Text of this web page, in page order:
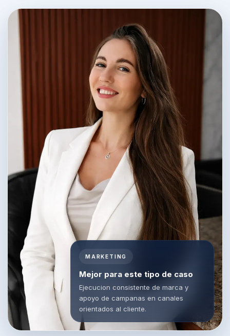
MARKETING
Mejor para este tipo de caso
Ejecucion consistente de marca y
apoyo de campanas en canales
orientados al cliente.